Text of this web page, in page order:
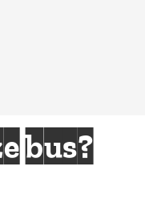
bus?